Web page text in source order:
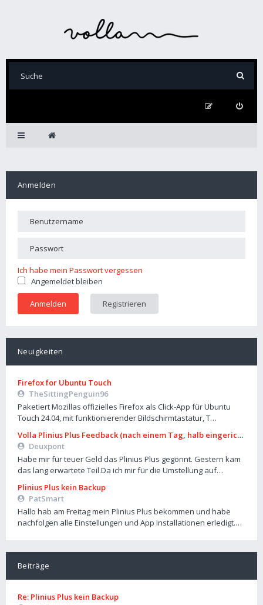
Anmelden
Ich habe mein Passwort vergessen
Angemeldet bleiben
Registrieren
Neuigkeiten
Firefox for Ubuntu Touch
TheSittingPenguin96
Paketiert Mozillas offizielles Firefox als Click-App für Ubuntu
Touch 24.04, mit funktionierender Bildschirmtastatur, T…
Volla Plinius Plus Feedback (nach einem Tag, halb eingerichtet)
Deuxpont
Habe mir für teuer Geld das Plinius Plus gegönnt. Gestern kam
das lang erwartete Teil.Da ich mir für die Umstellung auf…
Plinius Plus kein Backup
PatSmart
Hallo hab am Freitag mein Plinius Plus bekommen und habe
nachfolgen alle Einstellungen und App installationen erledigt.…
Beiträge
Re: Plinius Plus kein Backup